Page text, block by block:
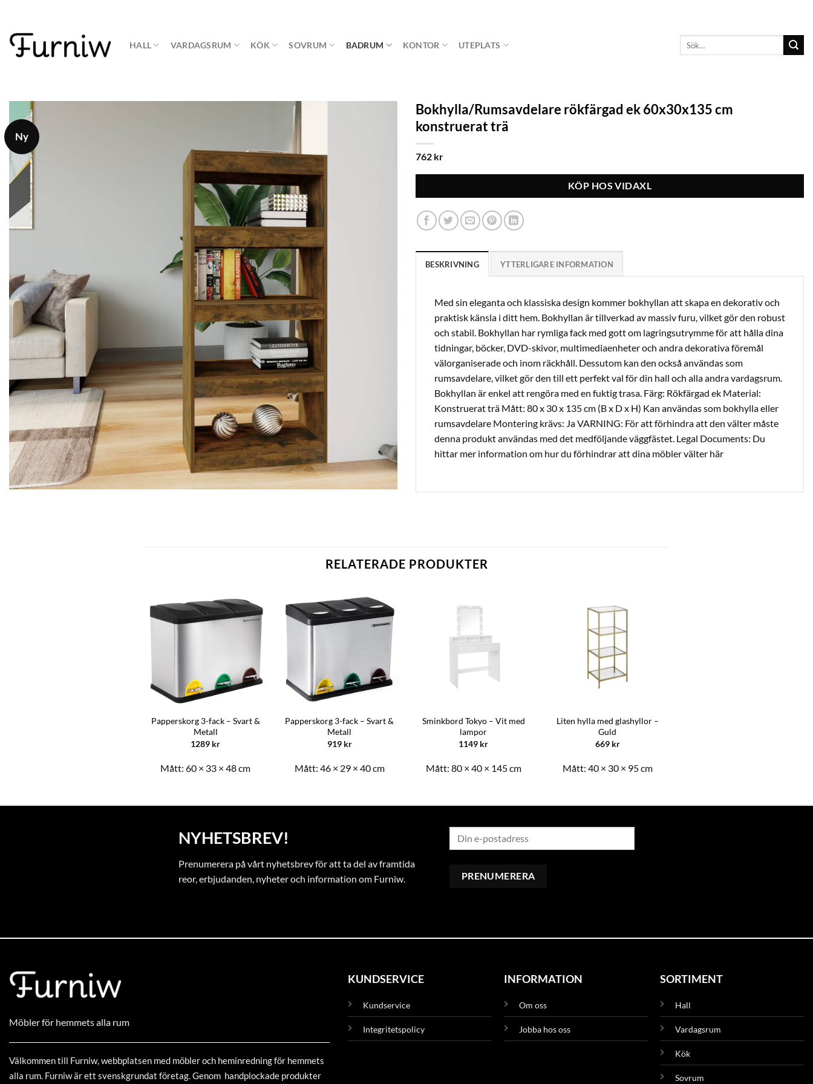
content
HALL VARDAGSRUM KÖK SOVRUM BADRUM KONTOR UTEPLATS
Ny
Bokhylla/Rumsavdelare rökfärgad ek 60x30x135 cm
konstruerat trä
762 kr
KÖP HOS VIDAXL
BESKRIVNING YTTERLIGARE INFORMATION
Med sin eleganta och klassiska design kommer bokhyllan att skapa en dekorativ och
praktisk känsla i ditt hem. Bokhyllan är tillverkad av massiv furu, vilket gör den robust
och stabil. Bokhyllan har rymliga fack med gott om lagringsutrymme för att hålla dina
tidningar, böcker, DVD-skivor, multimediaenheter och andra dekorativa föremål
välorganiserade och inom räckhåll. Dessutom kan den också användas som
rumsavdelare, vilket gör den till ett perfekt val för din hall och alla andra vardagsrum.
Bokhyllan är enkel att rengöra med en fuktig trasa. Färg: Rökfärgad ek Material:
Konstruerat trä Mått: 80 x 30 x 135 cm (B x D x H) Kan användas som bokhylla eller
rumsavdelare Montering krävs: Ja VARNING: För att förhindra att den välter måste
denna produkt användas med det medföljande väggfästet. Legal Documents: Du
hittar mer information om hur du förhindrar att dina möbler välter här
RELATERADE PRODUKTER
Papperskorg 3-fack – Svart &
Metall
1289 kr
Mått:60 × 33 × 48 cm
Papperskorg 3-fack – Svart &
Metall
919 kr
Mått: 46 × 29 × 40 cm
Sminkbord Tokyo – Vit med
lampor
1149 kr
Mått: 80 × 40 × 145 cm
Liten hylla med glashyllor –
Guld
669 kr
Mått: 40 × 30 × 95 cm
NYHETSBREV!
Prenumerera på vårt nyhetsbrev för att ta del av framtida
reor, erbjudanden, nyheter och information om Furniw.
Möbler för hemmets alla rum
Välkommen till Furniw, webbplatsen med möbler och heminredning för hemmets
alla rum. Furniw är ett svenskgrundat företag. Genom handplockade produkter
KUNDSERVICE
Kundservice
Integritetspolicy
INFORMATION
Om oss
Jobba hos oss
SORTIMENT
Hall
Vardagsrum
Kök
Sovrum